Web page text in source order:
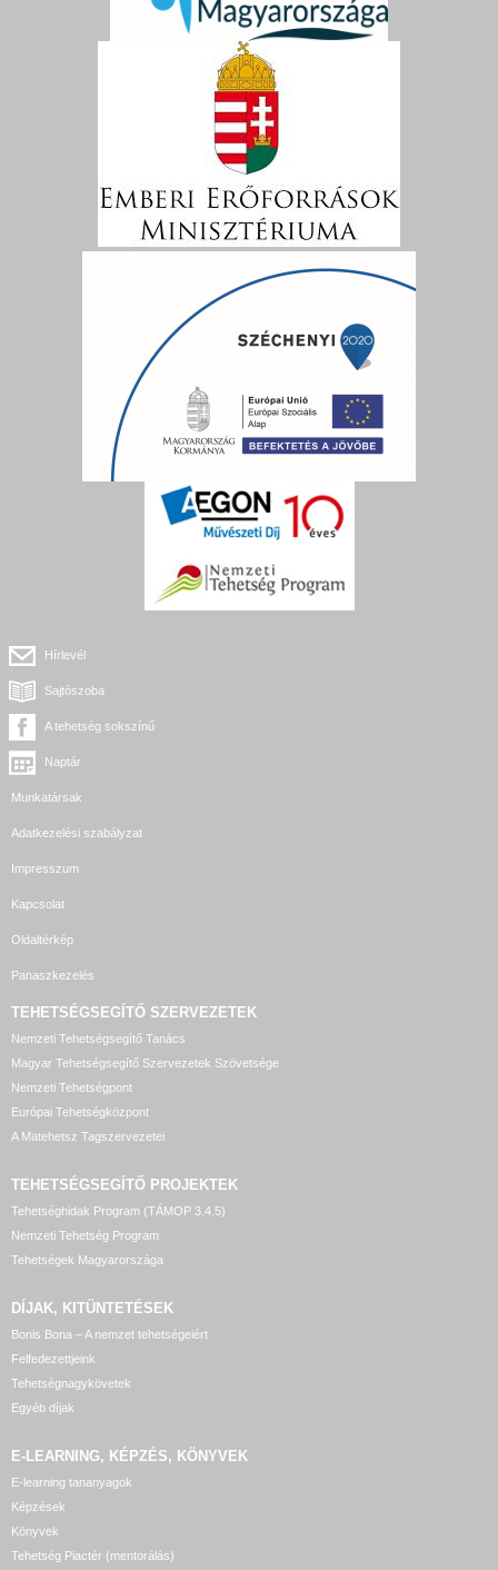
Hírlevél
Sajtószoba
A tehetség sokszínű
Naptár
Munkatársak
Adatkezelési szabályzat
Impresszum
Kapcsolat
Oldaltérkép
Panaszkezelés
TEHETSÉGSEGÍTŐ SZERVEZETEK
Nemzeti Tehetségsegítő Tanács
Magyar Tehetségsegítő Szervezetek Szövetsége
Nemzeti Tehetségpont
Európai Tehetségközpont
A Matehetsz Tagszervezetei
TEHETSÉGSEGÍTŐ PROJEKTEK
Tehetséghidak Program (TÁMOP 3.4.5)
Nemzeti Tehetség Program
Tehetségek Magyarországa
DÍJAK, KITÜNTETÉSEK
Bonis Bona – A nemzet tehetségeiért
Felfedezettjeink
Tehetségnagykövetek
Egyéb díjak
E-LEARNING, KÉPZÉS, KÖNYVEK
E-learning tananyagok
Képzések
Könyvek
Tehetség Piactér (mentorálás)